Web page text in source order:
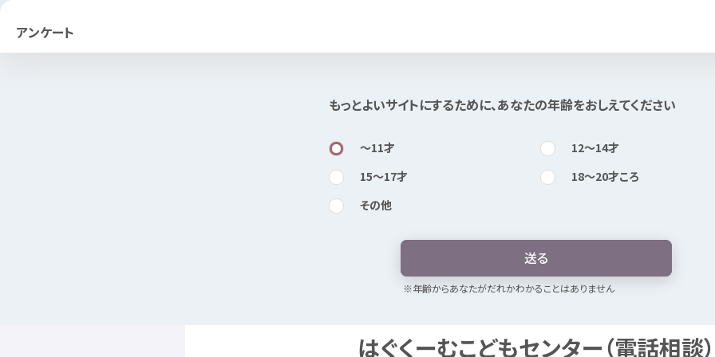
アンケート
もっとよいサイトにするために、あなたの年齢をおしえてください
〜11才 12〜14才
15〜17才 18〜20才ころ
その他
送る
※年齢からあなたがだれかわかることはありません
このページは公開情報をもとにMexで作成しました
はぐくーむこどもセンター（電話相談）